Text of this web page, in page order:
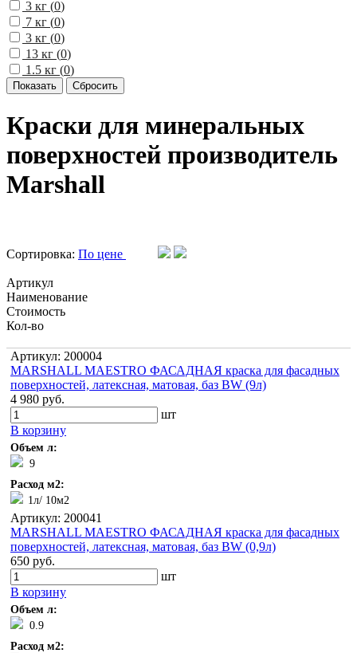
3 кг (0)
7 кг (0)
3 кг (0)
13 кг (0)
1.5 кг (0)
Краски для минеральных
поверхностей производитель
Marshall
Сортировка: По цене
Артикул
Наименование
Стоимость
Кол-во
Артикул: 200004
MARSHALL MAESTRO ФАСАДНАЯ краска для фасадных
поверхностей, латексная, матовая, баз BW (9л)
4 980 руб.
шт
В корзину
Объем л:
9
Расход м2:
1л/ 10м2
Артикул: 200041
MARSHALL MAESTRO ФАСАДНАЯ краска для фасадных
поверхностей, латексная, матовая, баз BW (0,9л)
650 руб.
шт
В корзину
Объем л:
0.9
Расход м2: